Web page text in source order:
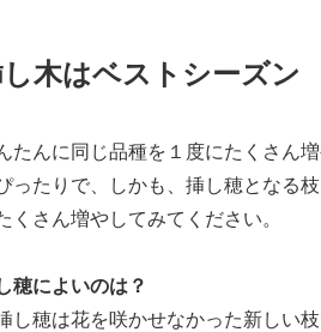
木はベストシーズン
たんに同じ品種を１度にたくさん
ったりで、しかも、挿し穂となる
くさん増やしてみてください。
穂によいのは？
し穂は花を咲かせなかった新しい